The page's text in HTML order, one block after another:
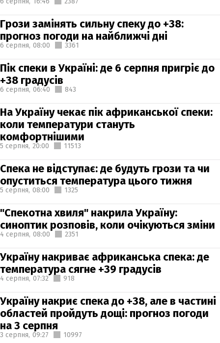
Грози замінять сильну спеку до +38:
прогноз погоди на найближчі дні
6 серпня, 08:00 3361
Пік спеки в Україні: де 6 серпня пригріє до
+38 градусів
6 серпня, 06:40 843
На Україну чекає пік африканської спеки:
коли температури стануть
комфортнішими
5 серпня, 20:00 11513
Спека не відступає: де будуть грози та чи
опуститься температура цього тижня
5 серпня, 08:00 1325
"Спекотна хвиля" накрила Україну:
синоптик розповів, коли очікуються зміни
4 серпня, 08:00 2351
Україну накриває африканська спека: де
температура сягне +39 градусів
4 серпня, 07:32 918
Україну накриє спека до +38, але в частині
областей пройдуть дощі: прогноз погоди
на 3 серпня
3 серпня, 09:27 10997